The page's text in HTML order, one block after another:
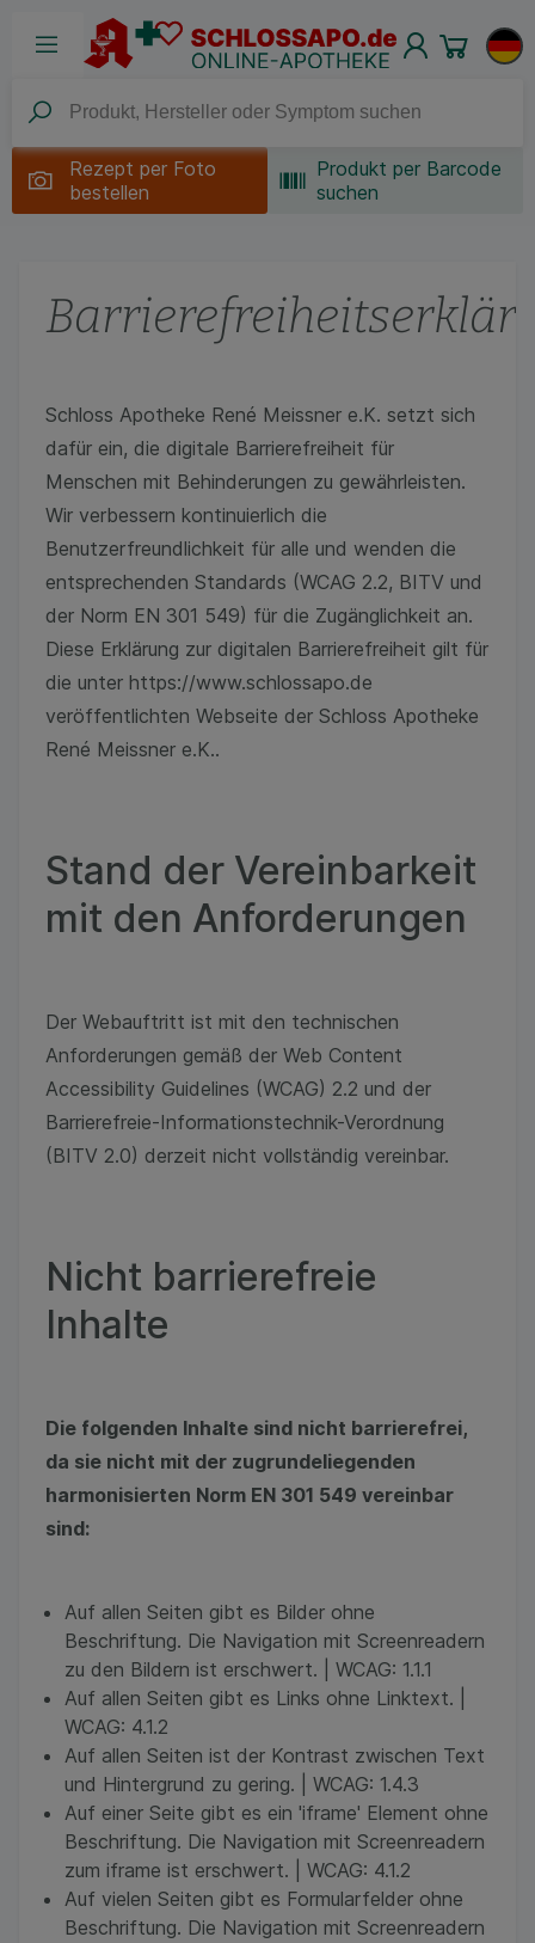
Rezept per Foto
bestellen
Produkt per Barcode
suchen
Schloss Apotheke René Meissner e.K. setzt sich
dafür ein, die digitale Barrierefreiheit für
Menschen mit Behinderungen zu gewährleisten.
Wir verbessern kontinuierlich die
Benutzerfreundlichkeit für alle und wenden die
entsprechenden Standards (WCAG 2.2, BITV und
der Norm EN 301 549) für die Zugänglichkeit an.
Diese Erklärung zur digitalen Barrierefreiheit gilt für
die unter https://www.schlossapo.de
veröffentlichten Webseite der Schloss Apotheke
René Meissner e.K..
Stand der Vereinbarkeit
mit den Anforderungen
Der Webauftritt ist mit den technischen
Anforderungen gemäß der Web Content
Accessibility Guidelines (WCAG) 2.2 und der
Barrierefreie-Informationstechnik-Verordnung
(BITV 2.0) derzeit nicht vollständig vereinbar.
Nicht barrierefreie
Inhalte
Die folgenden Inhalte sind nicht barrierefrei,
da sie nicht mit der zugrundeliegenden
harmonisierten Norm EN 301 549 vereinbar
sind:
Auf allen Seiten gibt es Bilder ohne
Beschriftung. Die Navigation mit Screenreadern
zu den Bildern ist erschwert. | WCAG: 1.1.1
Auf allen Seiten gibt es Links ohne Linktext. |
WCAG: 4.1.2
Auf allen Seiten ist der Kontrast zwischen Text
und Hintergrund zu gering. | WCAG: 1.4.3
Auf einer Seite gibt es ein 'iframe' Element ohne
Beschriftung. Die Navigation mit Screenreadern
zum iframe ist erschwert. | WCAG: 4.1.2
Auf vielen Seiten gibt es Formularfelder ohne
Beschriftung. Die Navigation mit Screenreadern